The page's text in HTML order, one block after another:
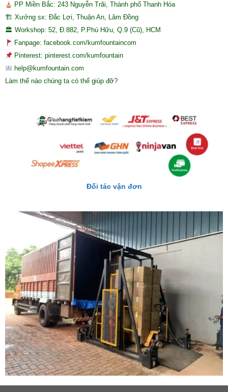
PP Miền Bắc: 243 Nguyễn Trãi, Thành phố Thanh Hóa
🏗 Xưởng sx: Đắc Lợi, Thuận An, Lâm Đồng
🏛 Workshop: 52, Đ.882, P.Phú Hữu, Q.9 (Cũ), HCM
Fanpage: facebook.com/kumfountaincom
Pinterest: pinterest.com/kumfountain
help@kumfountain.com
Làm thế nào chúng ta có thể giúp đỡ?
Đối tác vận đơn